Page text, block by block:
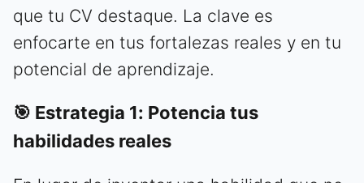
que tu CV destaque. La clave es
enfocarte en tus fortalezas reales y en tu
potencial de aprendizaje.
🎯 Estrategia 1: Potencia tus
habilidades reales